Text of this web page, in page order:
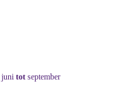
juni tot september